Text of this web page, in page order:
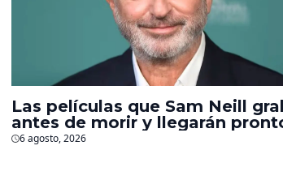
Las películas que Sam Neill
antes de morir y llegarán
salas
6 agosto, 2026